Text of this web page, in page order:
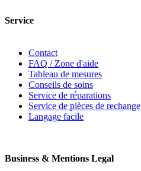
Service
Contact
FAQ / Zone d'aide
Tableau de mesures
Conseils de soins
Service de réparations
Service de pièces de rechange
Langage facile
Business & Mentions Legal